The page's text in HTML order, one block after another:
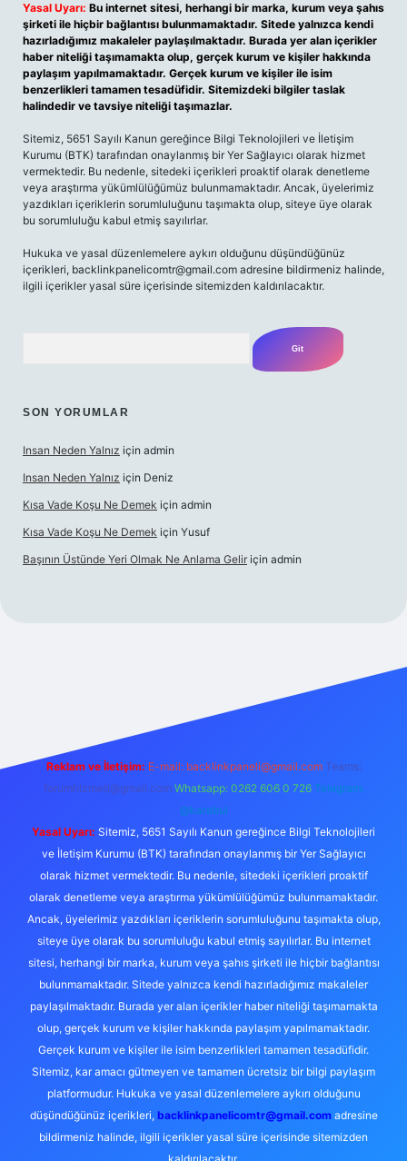
Yasal Uyarı: Bu internet sitesi, herhangi bir marka, kurum veya şahıs
şirketi ile hiçbir bağlantısı bulunmamaktadır. Sitede yalnızca kendi
hazırladığımız makaleler paylaşılmaktadır. Burada yer alan içerikler
haber niteliği taşımamakta olup, gerçek kurum ve kişiler hakkında
paylaşım yapılmamaktadır. Gerçek kurum ve kişiler ile isim
benzerlikleri tamamen tesadüfidir. Sitemizdeki bilgiler taslak
halindedir ve tavsiye niteliği taşımazlar.
Sitemiz, 5651 Sayılı Kanun gereğince Bilgi Teknolojileri ve İletişim
Kurumu (BTK) tarafından onaylanmış bir Yer Sağlayıcı olarak hizmet
vermektedir. Bu nedenle, sitedeki içerikleri proaktif olarak denetleme
veya araştırma yükümlülüğümüz bulunmamaktadır. Ancak, üyelerimiz
yazdıkları içeriklerin sorumluluğunu taşımakta olup, siteye üye olarak
bu sorumluluğu kabul etmiş sayılırlar.
Hukuka ve yasal düzenlemelere aykırı olduğunu düşündüğünüz
içerikleri, backlinkpanelicomtr@gmail.com adresine bildirmeniz halinde,
ilgili içerikler yasal süre içerisinde sitemizden kaldırılacaktır.
SON YORUMLAR
Insan Neden Yalnız için admin
Insan Neden Yalnız için Deniz
Kısa Vade Koşu Ne Demek için admin
Kısa Vade Koşu Ne Demek için Yusuf
Başının Üstünde Yeri Olmak Ne Anlama Gelir için admin
Reklam ve İletişim: E-mail: backlinkpaneli@gmail.com Teams:
forumhizmeti@gmail.com Whatsapp: 0262 606 0 726 Telegram:
@karabul
Yasal Uyarı: Sitemiz, 5651 Sayılı Kanun gereğince Bilgi Teknolojileri
ve İletişim Kurumu (BTK) tarafından onaylanmış bir Yer Sağlayıcı
olarak hizmet vermektedir. Bu nedenle, sitedeki içerikleri proaktif
olarak denetleme veya araştırma yükümlülüğümüz bulunmamaktadır.
Ancak, üyelerimiz yazdıkları içeriklerin sorumluluğunu taşımakta olup,
siteye üye olarak bu sorumluluğu kabul etmiş sayılırlar. Bu internet
sitesi, herhangi bir marka, kurum veya şahıs şirketi ile hiçbir bağlantısı
bulunmamaktadır. Sitede yalnızca kendi hazırladığımız makaleler
paylaşılmaktadır. Burada yer alan içerikler haber niteliği taşımamakta
olup, gerçek kurum ve kişiler hakkında paylaşım yapılmamaktadır.
Gerçek kurum ve kişiler ile isim benzerlikleri tamamen tesadüfidir.
Sitemiz, kar amacı gütmeyen ve tamamen ücretsiz bir bilgi paylaşım
platformudur. Hukuka ve yasal düzenlemelere aykırı olduğunu
düşündüğünüz içerikleri, backlinkpanelicomtr@gmail.comadresine
bildirmeniz halinde, ilgili içerikler yasal süre içerisinde sitemizden